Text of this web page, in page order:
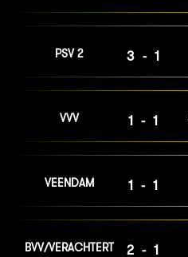
PSV 2 3-1
VVV 1-1
VEENDAM 1-1
BVV/VERACHTERT 2-1